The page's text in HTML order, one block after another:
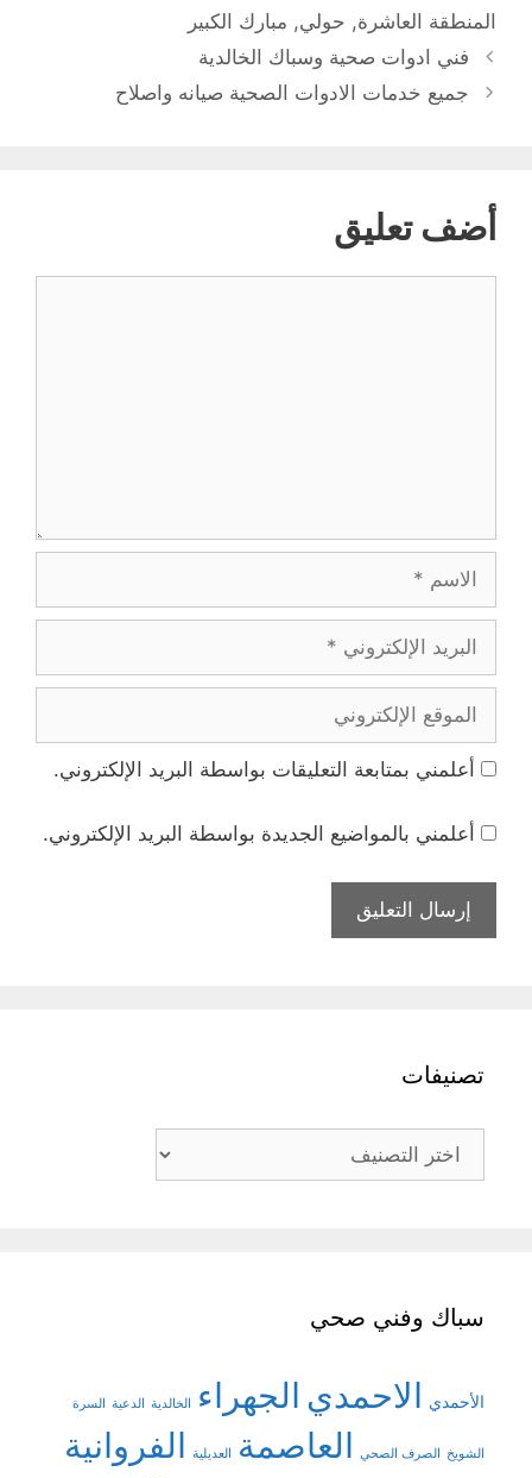
المنطقة العاشرة, حولي, مبارك الكبير
فني ادوات صحية وسباك الخالدية
جميع خدمات الادوات الصحية صيانه واصلاح
أضف تعليق
الاسم
البريد
الإلكتروني
الموقع
الإلكتروني
أعلمني بمتابعة التعليقات بواسطة البريد الإلكتروني.
أعلمني بالمواضيع الجديدة بواسطة البريد الإلكتروني.
تصنيفات
تصنيفات
سباك وفني صحي
الأحمدي الاحمدي الجهراء الخالدية الدعية السرة
الشويخ الصرف الصحي العاصمة العديلية الفروانية